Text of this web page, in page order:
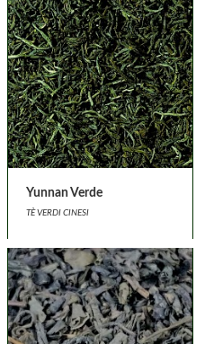
Yunnan Verde
TÈ VERDI CINESI